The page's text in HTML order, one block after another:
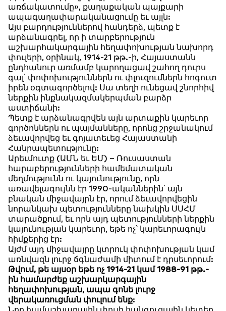
առճակատումը», քաղաքական պայքարի
ապագաղափարականացումը եւ այլն:
Այս բարդություններով հանդերձ, պետք է
արձանագրել, որ ի տարբերություն
աշխարհակարգային հեղափոխության նախորդ
փուլերի, օրինակ, 1914-21 թթ.-ի, Հայաստանն
ընդհանուր առմամբ կարողացավ շահող դուրս
գալ՝ փոփոխություններն ու փլուզումներն հոգուտ
իրեն օգտագործելով: Սա տեղի ունեցավ շնորհիվ
ներքին ինքնակազմակերպման բարձր
աստիճանի:
Պետք է արձանագրվեն այն արտաքին կարեւոր
գործոններն ու պայմանները, որոնց շրջանակում
ձեւավորվեց եւ գոյատեւեց Հայաստանի
Հանրապետությունը:
Արեւմուտք (ԱՄՆ եւ ԵՄ) – Ռուսաստան
հարաբերությունների համեմատական
մեղմությունն ու կայունությունը, որն
առավելագույնն էր 1990-ականներին՝ այն
բնական միջավայրն էր, որում ձեւավորվեցին
նորանկախ պետությունները նախկին ՍՍՀՄ
տարածքում, եւ որն այդ պետությունների ներքին
կայունության կարեւոր, եթե ոչ՝ կարեւորագույն
հիմքերից էր:
Այժմ այդ միջավայրը կտրուկ փոփոխության կամ
առնվազն լուրջ ճգնաժամի միտում է դրսեւորում:
Թվում, թե այսօր եթե ոչ 1914-21 կամ 1988-91 թթ.-
ին համարժեք աշխարկարգային
հեղափոխության, ապա գոնե լուրջ
վերակառուցման փուլում ենք: